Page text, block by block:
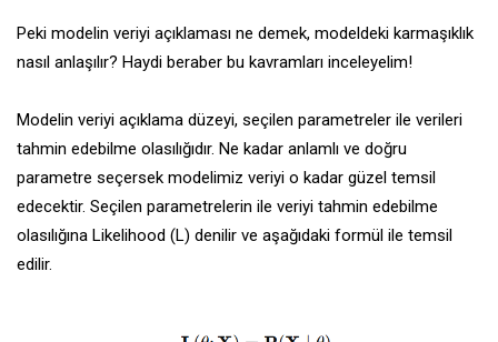
Peki modelin veriyi açıklaması ne demek, modeldeki karmaşıklık
nasıl anlaşılır? Haydi beraber bu kavramları inceleyelim!
Modelin veriyi açıklama düzeyi, seçilen parametreler ile verileri
tahmin edebilme olasılığıdır. Ne kadar anlamlı ve doğru
parametre seçersek modelimiz veriyi o kadar güzel temsil
edecektir. Seçilen parametrelerin ile veriyi tahmin edebilme
olasılığına Likelihood (L) denilir ve aşağıdaki formül ile temsil
edilir.